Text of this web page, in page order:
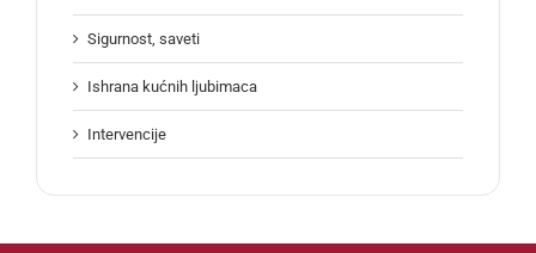
Sigurnost, saveti
Ishrana kućnih ljubimaca
Intervencije